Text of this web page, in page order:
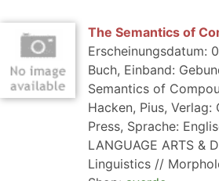
The Semantics of
Erscheinungsdatum:
Buch, Einband:
Semantics of
Hacken, Pius,
Press, Sprache:
LANGUAGE ARTS &
Linguistics //